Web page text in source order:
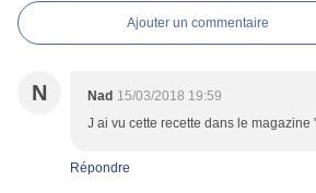
Ajouter un commentaire
N Nad 15/03/2018 19:59
J ai vu cette recette dans le magazine
Répondre